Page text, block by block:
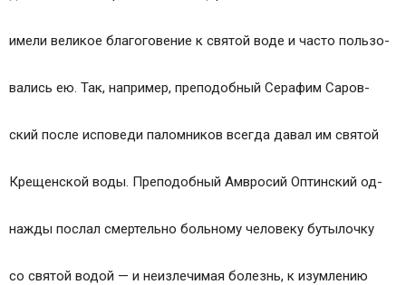
Какую молитву читать
имели великое благоговение к святой воде и часто пользо-
вались ею. Так, например, преподобный Серафим Саров-
ский после исповеди паломников всегда давал им святой
Крещенской воды. Преподобный Амвросий Оптинский од-
нажды послал смертельно больному человеку бутылочку
со святой водой — и неизлечимая болезнь, к изумлению